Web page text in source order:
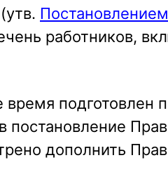
работников,
подготовлен
дополнить